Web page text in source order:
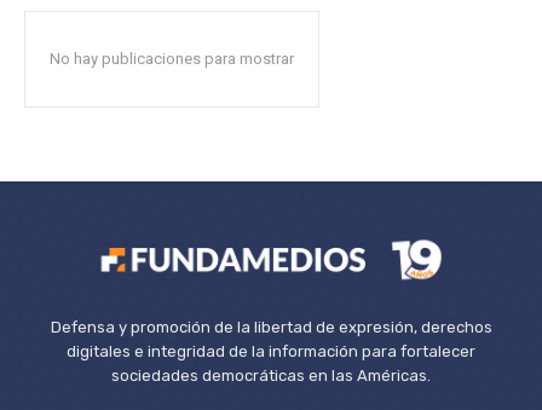
No hay publicaciones para mostrar
Defensa y promoción de la libertad de expresión, derechos
digitales e integridad de la información para fortalecer
sociedades democráticas en las Américas.